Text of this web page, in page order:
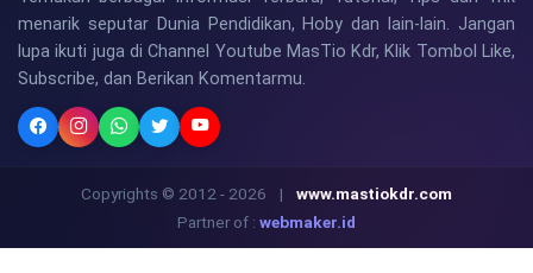
menarik seputar Dunia Pendidikan, Hoby dan lain-lain. Jangan
lupa ikuti juga di Channel Youtube MasTio Kdr, Klik Tombol Like,
Subscribe, dan Berikan Komentarmu.
Copyrights © 2012 - 2026 |
www.mastiokdr.com
Partner of : webmaker.id